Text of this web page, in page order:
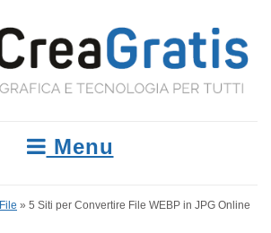
Menu
File » 5 Siti per Convertire File WEBP in JPG Online